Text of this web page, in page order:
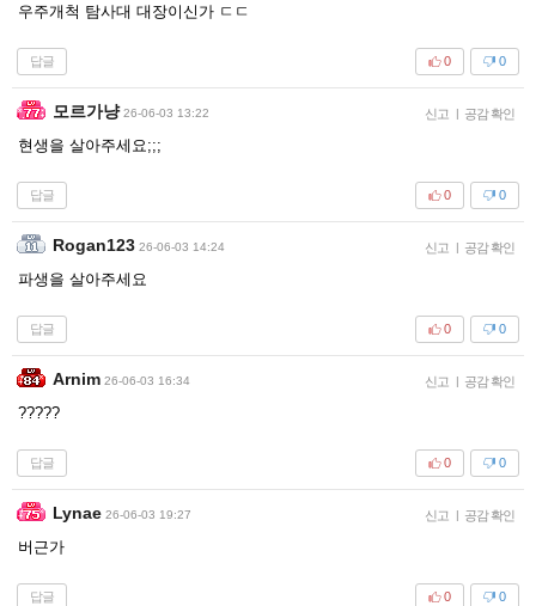
우주개척 탐사대 대장이신가 ㄷㄷ
답글 0
0
모르가냥 26-06-03 13:22 신고 | 공감 확인
현생을 살아주세요;;;
답글 0
0
Rogan123 26-06-03 14:24 신고 | 공감 확인
파생을 살아주세요
답글 0
0
Arnim 26-06-03 16:34 신고 | 공감 확인
?????
답글 0
0
Lynae 26-06-03 19:27 신고 | 공감 확인
버근가
답글 0
0